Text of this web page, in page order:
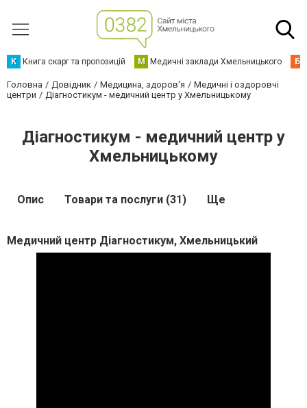
К Книга скарг та пропозицій М Медичні заклади Хмельницького Б
Головна Довідник Медицина, здоров'я
Медичні і оздоровчі
центри
Діагностикум - медичний центр у Хмельницькому
Діагностикум - медичний центр у
Хмельницькому
Опис Товари та послуги (31) Ще
Медичний центр Діагностикум, Хмельницький